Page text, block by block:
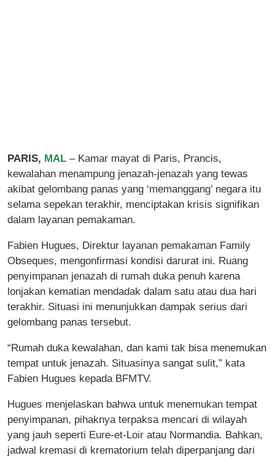
PARIS, MAL – Kamar mayat di Paris, Prancis,
kewalahan menampung jenazah-jenazah yang tewas
akibat gelombang panas yang ‘memanggang’ negara itu
selama sepekan terakhir, menciptakan krisis signifikan
dalam layanan pemakaman.
Fabien Hugues, Direktur layanan pemakaman Family
Obseques, mengonfirmasi kondisi darurat ini. Ruang
penyimpanan jenazah di rumah duka penuh karena
lonjakan kematian mendadak dalam satu atau dua hari
terakhir. Situasi ini menunjukkan dampak serius dari
gelombang panas tersebut.
“Rumah duka kewalahan, dan kami tak bisa menemukan
tempat untuk jenazah. Situasinya sangat sulit,” kata
Fabien Hugues kepada BFMTV.
Hugues menjelaskan bahwa untuk menemukan tempat
penyimpanan, pihaknya terpaksa mencari di wilayah
yang jauh seperti Eure-et-Loir atau Normandia. Bahkan,
jadwal kremasi di krematorium telah diperpanjang dari